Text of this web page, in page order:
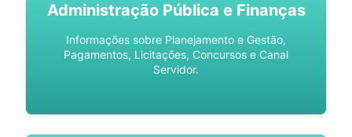
Administração Pública e Finanças
Informações sobre Planejamento e Gestão,
Pagamentos, Licitações, Concursos e Canal
Servidor.